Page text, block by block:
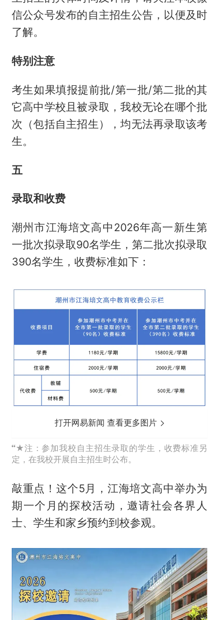
信公众号发布的自主招生公告，以便及时
了解。
特别注意
考生如果填报提前批/第一批/第二批的其
它高中学校且被录取，我校无论在哪个批
次（包括自主招生），均无法再录取该考
生。
五
录取和收费
潮州市江海培文高中2026年高一新生第
一批次拟录取90名学生，第二批次拟录取
390名学生，收费标准如下：
打开网易新闻 查看更多图片
★注：参加我校自主招生录取的学生，收费标准另
定，在我校开展自主招生时公布。
敲重点！这个5月，江海培文高中举办为
期一个月的探校活动，邀请社会各界人
士、学生和家乡预约到校参观。